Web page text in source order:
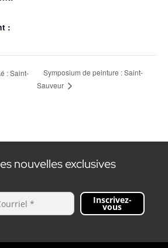
:
: Saint-
Symposium de peinture : Saint-
Sauveur
nouvelles exclusives
Inscrivez-
vous